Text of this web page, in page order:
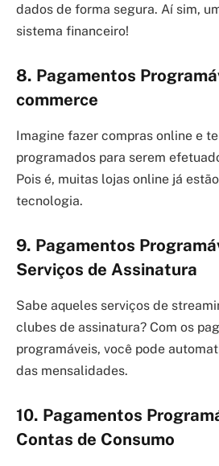
dados de forma segura. Aí sim,
sistema financeiro!
8. Pagamentos
commerce
Imagine fazer compras online e
programados para serem
Pois é, muitas lojas online já
tecnologia.
9. Pagamentos
Serviços de Assinatura
Sabe aqueles serviços de
clubes de assinatura? Com os
programáveis, você pode
das mensalidades.
10. Pagamentos
Contas de Consumo